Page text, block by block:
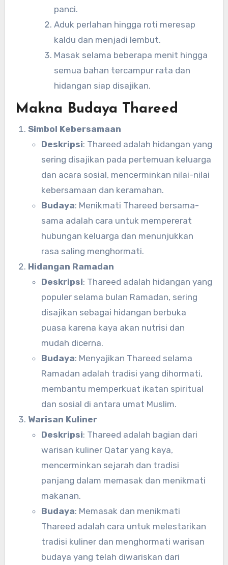
panci.
Aduk perlahan hingga roti meresap
kaldu dan menjadi lembut.
Masak selama beberapa menit hingga
semua bahan tercampur rata dan
hidangan siap disajikan.
Makna Budaya Thareed
Simbol Kebersamaan
Deskripsi: Thareed adalah hidangan yang
sering disajikan pada pertemuan keluarga
dan acara sosial, mencerminkan nilai-nilai
kebersamaan dan keramahan.
Budaya: Menikmati Thareed bersama-
sama adalah cara untuk mempererat
hubungan keluarga dan menunjukkan
rasa saling menghormati.
Hidangan Ramadan
Deskripsi: Thareed adalah hidangan yang
populer selama bulan Ramadan, sering
disajikan sebagai hidangan berbuka
puasa karena kaya akan nutrisi dan
mudah dicerna.
Budaya: Menyajikan Thareed selama
Ramadan adalah tradisi yang dihormati,
membantu memperkuat ikatan spiritual
dan sosial di antara umat Muslim.
Warisan Kuliner
Deskripsi: Thareed adalah bagian dari
warisan kuliner Qatar yang kaya,
mencerminkan sejarah dan tradisi
panjang dalam memasak dan menikmati
makanan.
Budaya: Memasak dan menikmati
Thareed adalah cara untuk melestarikan
tradisi kuliner dan menghormati warisan
budaya yang telah diwariskan dari